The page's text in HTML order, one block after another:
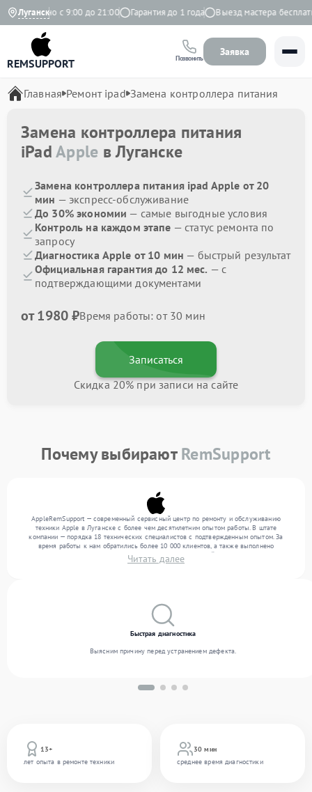
Луганск
Ежедневно с 9:00 до 21:00 Гарантия до 1 года Выезд мастера бесплатно
REMSUPPORT Позвонить
Заявка
Главная Ремонт ipad Замена контроллера питания
Замена контроллера питания
iPadApple в Луганске
Замена контроллера питания ipad Apple от 20
мин — экспресс-обслуживание
До 30% экономии — самые выгодные условия
Контроль на каждом этапе — статус ремонта по
запросу
Диагностика Apple от 10 мин — быстрый результат
Официальная гарантия до 12 мес. — с
подтверждающими документами
от 1980 ₽Время работы: от 30 мин
Записаться
Скидка 20% при записи на сайте
Почему выбираютRemSupport
AppleRemSupport — современный сервисный центр по ремонту и обслуживанию
техники Apple в Луганске с более чем десятилетним опытом работы. В штате
компании — порядка 18 технических специалистов с подтвержденным опытом. За
время работы к нам обратились более 10 000 клиентов, а также выполнено
выполнено более 12 000 ремонтов. Ежемесячно в сервисный центр поступает более
300 устройств, включая , , . Мы устраняем поломки любой сложности и гарантируем
Читать далее
13+
лет опыта в ремонте техники
30 мин
среднее время диагностики
Быстрая диагностика
Выясним причину перед устранением дефекта.